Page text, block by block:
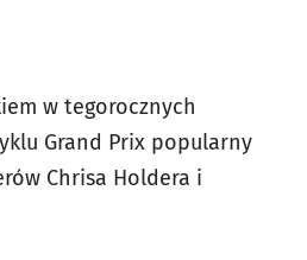
w tegorocznych
Grand Prix popularny
Chrisa Holdera i